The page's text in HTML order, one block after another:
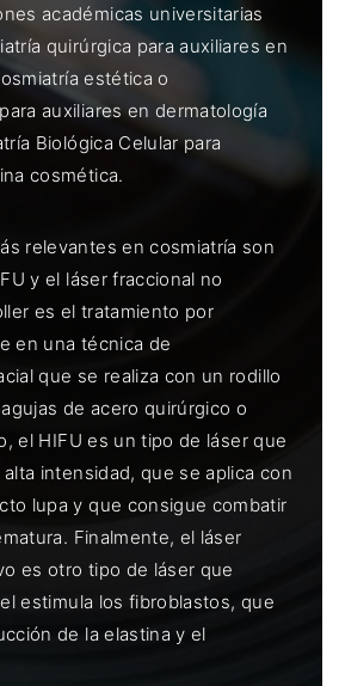
académicas universitarias
quirúrgica para auxiliares en
estética o
auxiliares en dermatología
Biológica Celular para
cosmética.
relevantes en cosmiatría son
y el láser fraccional no
es el tratamiento por
en una técnica de
que se realiza con un rodillo
de acero quirúrgico o
el HIFU es un tipo de láser que
intensidad, que se aplica con
lupa y que consigue combatir
Finalmente, el láser
es otro tipo de láser que
estimula los fibroblastos, que
de la elastina y el